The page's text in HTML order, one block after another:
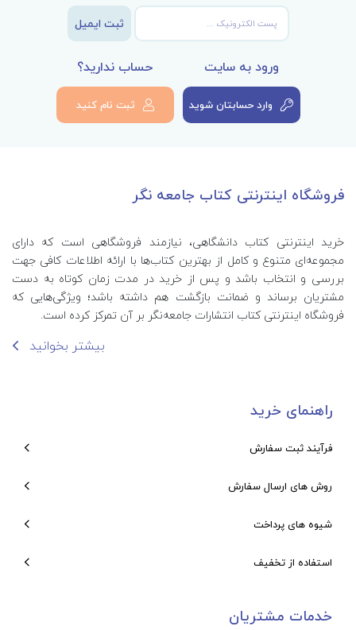
ثبت ایمیل
ورود به سایت
وارد حسابتان شوید
حساب ندارید؟
ثبت نام کنید
فروشگاه اینترنتی کتاب جامعه نگر
خرید اینترنتی کتاب‌ دانشگاهی، نیازمند فروشگاهی است که دارای
مجموعه‌ای متنوع و کامل از بهترین کتاب‌ها با ارائه اطلاعات کافی جهت
بررسی و انتخاب باشد و پس از خرید در مدت زمان کوتاه به دست
مشتریان برساند و ضمانت بازگشت هم داشته باشد؛ ویژگی‌هایی که
فروشگاه اینترنتی کتاب انتشارات جامعه‌نگر بر آن تمرکز کرده است.
بیشتر بخوانید
راهنمای خرید
فرآیند ثبت سفارش
روش های ارسال سفارش
شیوه های پرداخت
استفاده از تخفیف
خدمات مشتریان